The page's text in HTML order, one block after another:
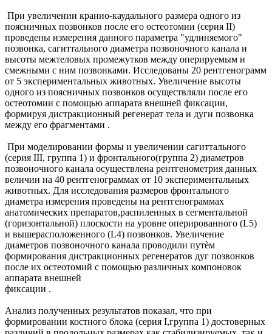
При увеличении кранио-каудального размера одного из
поясничных позвонков после его остеотомии (серия II)
проведены измерения данного параметра "удлиняемого"
позвонка, сагиттального диаметра позвоночного канала и
высоты межтеловых промежутков между оперируемым и
смежными с ним позвонками. Исследованы 20 рентгенограмм
от 5 экспериментальных животных. Увеличение высоты
одного из поясничных позвонков осуществляли после его
остеотомии с помощью аппарата внешней фиксации,
формируя дистракционный регенерат тела и дуги позвонка
между его фрагментами .
При моделировании формы и увеличении сагиттального
(серия III, группа 1) и фронтального(группа 2) диаметров
позвоночного канала осуществлена рентгенометрия данных
величин на 40 рентгенограммах от 10 экспериментальных
животных. Для исследования размеров фронтального
диаметра измерения проведены на рентгенограммах
анатомических препаратов,распиленных в сегментальной
(горизонтальной) плоскости на уровне оперированного (L5)
и вышерасположенного (L4) позвонков. Увеличение
диаметров позвоночного канала проводили путѐм
формирования дистракционных регенератов дуг позвонков
после их остеотомий с помощью различных компоновок
аппарата внешней
фиксации .
Анализ полученных результатов показал, что при
формировании костного блока (серия I,группа 1) достоверных